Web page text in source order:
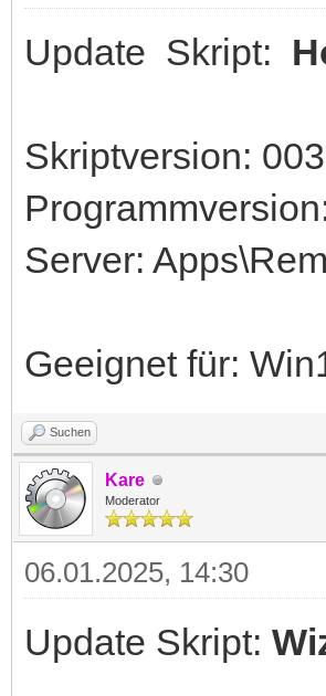
Update Skript:
Skriptversion:
Server:
Geeignet für:
Suchen
Kare
Moderator
06.01.2025, 14:30
Update Skript: